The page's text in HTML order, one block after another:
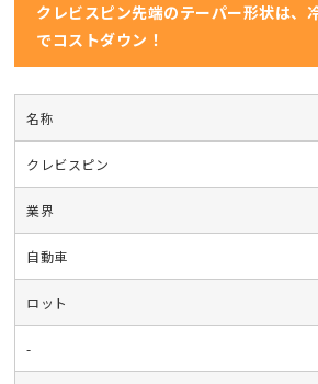
クレビスピン先端のテーパー形状は、
でコストダウン！
名称
クレビスピン
業界
自動車
ロット
-